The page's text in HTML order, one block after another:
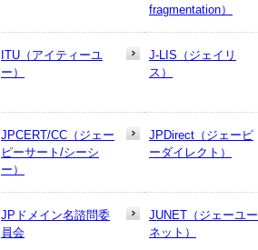
fragmentation）
ITU（アイティーユ
ー）
J-LIS（ジェイリ
ス）
JPCERT/CC（ジェー
ピーサート/シーシ
ー）
JPDirect（ジェーピ
ーダイレクト）
JPドメイン名諮問委
員会
JUNET（ジェーユー
ネット）